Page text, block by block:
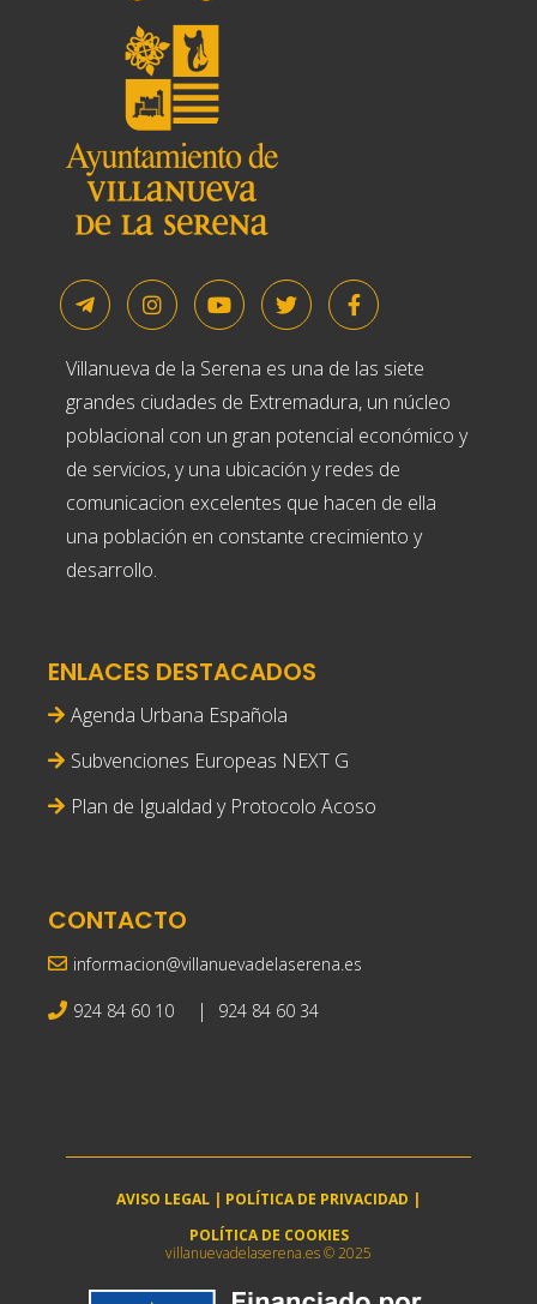
Villanueva de la Serena es una de las siete
grandes ciudades de Extremadura, un núcleo
poblacional con un gran potencial económico y
de servicios, y una ubicación y redes de
comunicacion excelentes que hacen de ella
una población en constante crecimiento y
desarrollo.
ENLACES DESTACADOS
Agenda Urbana Española
Subvenciones Europeas NEXT G
Plan de Igualdad y Protocolo Acoso
CONTACTO
informacion@villanuevadelaserena.es
924 84 60 10 | 924 84 60 34
AVISO LEGAL | POLÍTICA DE PRIVACIDAD |
POLÍTICA DE COOKIES
villanuevadelaserena.es © 2025